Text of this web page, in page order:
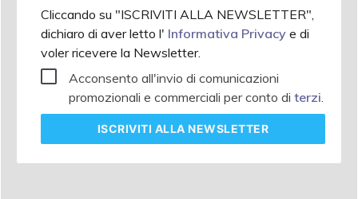
Cliccando su "ISCRIVITI ALLA NEWSLETTER",
dichiaro di aver letto l' Informativa Privacy e di
voler ricevere la Newsletter.
Acconsento all'invio di comunicazioni
promozionali e commerciali per conto di terzi
ISCRIVITI ALLA NEWSLETTER